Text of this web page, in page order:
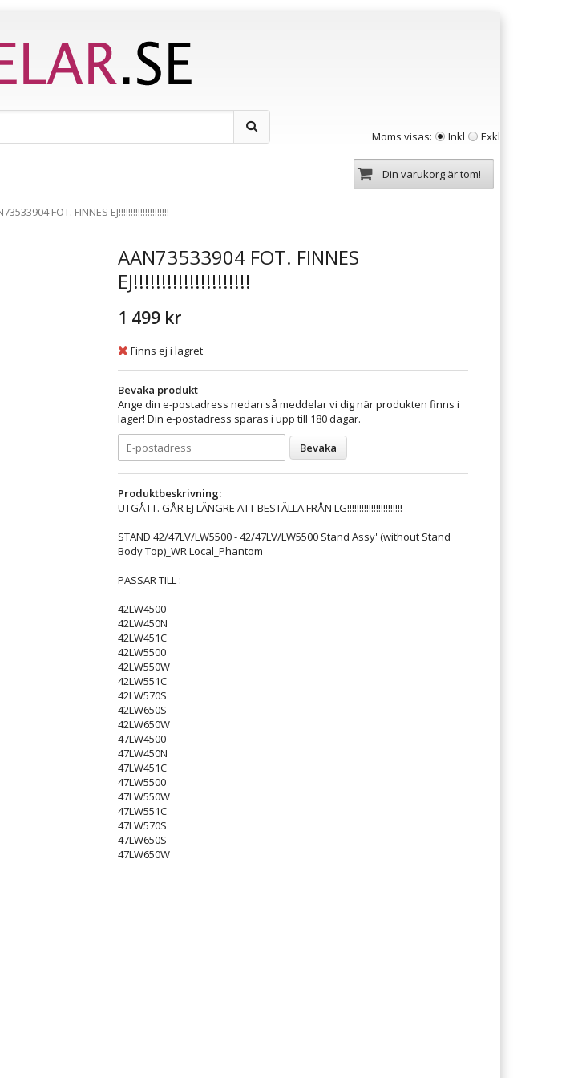
Moms visas: Inkl Exkl
Din varukorg är tom!
FOT. FINNES EJ!!!!!!!!!!!!!!!!!!!!!
AAN73533904 FOT. FINNES
EJ!!!!!!!!!!!!!!!!!!!!!
1 499 kr
Finns ej i lagret
Bevaka produkt
Ange din e-postadress nedan så meddelar vi dig när produkten finns i
lager! Din e-postadress sparas i upp till 180 dagar.
Bevaka
Produktbeskrivning:
UTGÅTT. GÅR EJ LÄNGRE ATT BESTÄLLA FRÅN LG!!!!!!!!!!!!!!!!!!!!!!!
STAND 42/47LV/LW5500 - 42/47LV/LW5500 Stand Assy' (without Stand
Body Top)_WR Local_Phantom
PASSAR TILL :
42LW4500
42LW450N
42LW451C
42LW5500
42LW550W
42LW551C
42LW570S
42LW650S
42LW650W
47LW4500
47LW450N
47LW451C
47LW5500
47LW550W
47LW551C
47LW570S
47LW650S
47LW650W